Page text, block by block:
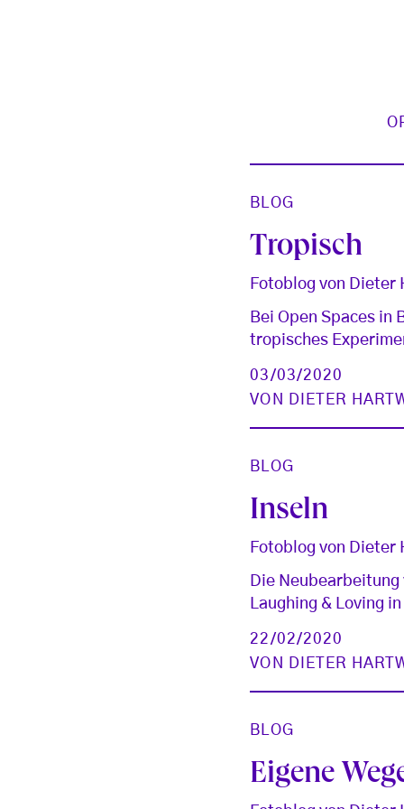
BLOG
Tropisch
Fotoblog von Dieter
Bei Open Spaces in
tropisches
03/03/2020
VON
DIETER
BLOG
Inseln
Fotoblog von Dieter
Die Neubearbeitung
Laughing & Loving
22/02/2020
VON
DIETER
BLOG
Eigene